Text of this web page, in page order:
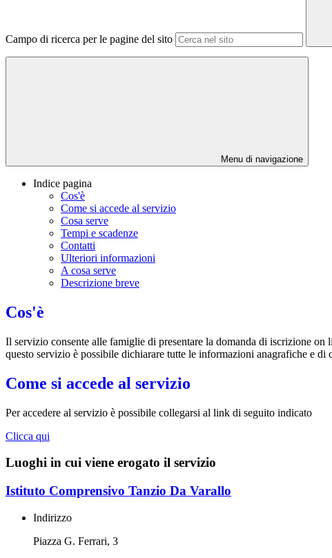
Campo di ricerca per le pagine del sito
Menu di navigazione
Indice pagina
Cos'è
Come si accede al servizio
Cosa serve
Tempi e scadenze
Contatti
Ulteriori informazioni
A cosa serve
Descrizione breve
Cos'è
Il servizio consente alle famiglie di presentare la domanda di iscrizione
questo servizio è possibile dichiarare tutte le informazioni anagrafiche e di
Come si accede al servizio
Per accedere al servizio è possibile collegarsi al link di seguito indicato
Clicca qui
Luoghi in cui viene erogato il servizio
Istituto Comprensivo Tanzio Da Varallo
Indirizzo
Piazza G. Ferrari, 3